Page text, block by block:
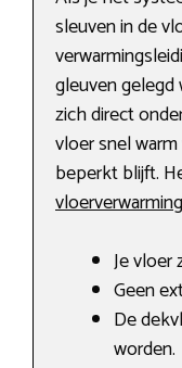
sleuven in de
gleuven gelegd
zich direct
vloer snel
beperkt blijft.
Je vloer
Geen
De
worden.